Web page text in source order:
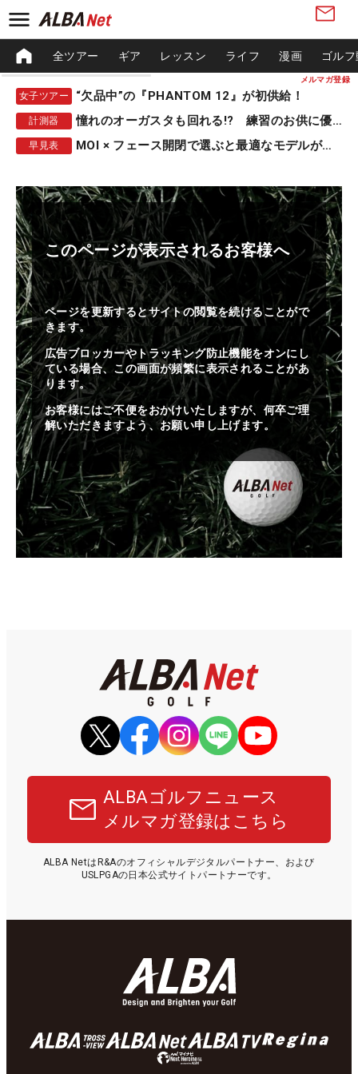
メルマガ登録
全ツアー ギア レッスン ライフ 漫画 ゴル
女子ツアー “欠品中”の『PHANTOM 12』が初供給！
計測器 憧れのオーガスタも回れる!? 練習のお供に優秀な一品
早見表 MOI × フェース開閉で選ぶと最適なモデルが見つかる
このページが表示されるお客様へ
ページを更新するとサイトの閲覧を続けることがで
きます。
広告ブロッカーやトラッキング防止機能をオンにし
ている場合、この画面が頻繁に表示されることがあ
ります。
お客様にはご不便をおかけいたしますが、何卒ご理
解いただきますよう、お願い申し上げます。
ALBAゴルフニュース
メルマガ登録はこちら
ALBA NetはR&Aのオフィシャルデジタルパートナー、および
USLPGAの日本公式サイトパートナーです。